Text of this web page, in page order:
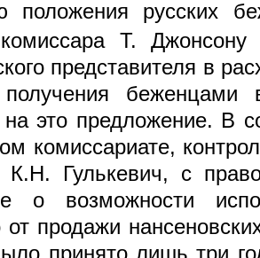
положения русских
Т. Джонсону
представителя в
получения
на это предложение. В
комиссариате,
Гулькевич, с
о возможности
от продажи
принято лишь три